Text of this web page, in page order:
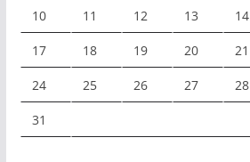
10 11 12 13 14
17 18 19 20 21
24 25 26 27 28
31